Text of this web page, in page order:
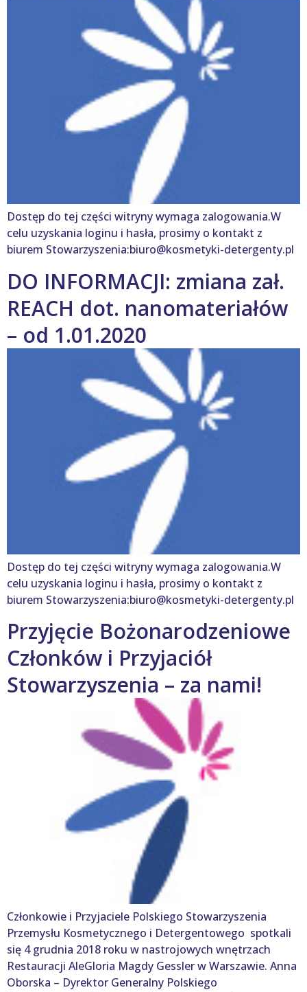
Dostęp do tej części witryny wymaga zalogowania.W
celu uzyskania loginu i hasła, prosimy o kontakt z
biurem Stowarzyszenia:biuro@kosmetyki-detergenty.pl
DO INFORMACJI: zmiana zał.
REACH dot. nanomateriałów
– od 1.01.2020
Dostęp do tej części witryny wymaga zalogowania.W
celu uzyskania loginu i hasła, prosimy o kontakt z
biurem Stowarzyszenia:biuro@kosmetyki-detergenty.pl
Przyjęcie Bożonarodzeniowe
Członków i Przyjaciół
Stowarzyszenia – za nami!
Członkowie i Przyjaciele Polskiego Stowarzyszenia
Przemysłu Kosmetycznego i Detergentowego spotkali
się 4 grudnia 2018 roku w nastrojowych wnętrzach
Restauracji AleGloria Magdy Gessler w Warszawie. Anna
Oborska – Dyrektor Generalny Polskiego